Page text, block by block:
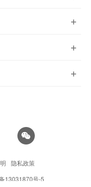
隐私政策
13031870号-5